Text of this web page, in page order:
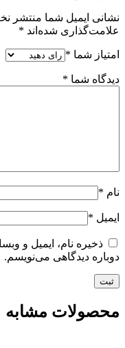
نشانی ایمیل شما منتشر
علامت‌گذاری شده‌اند *
امتیاز شما *
دیدگاه شما *
نام *
ایمیل *
ذخیره نام، ایمیل و
دوباره دیدگاهی می‌نویسم.
محصولات مشابه